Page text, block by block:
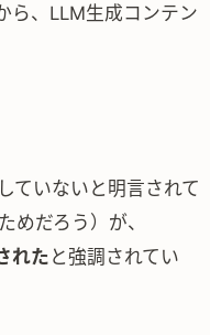
ら、LLM生成コンテン
ていないと明言されて
めだろう）が、
れた と強調されてい